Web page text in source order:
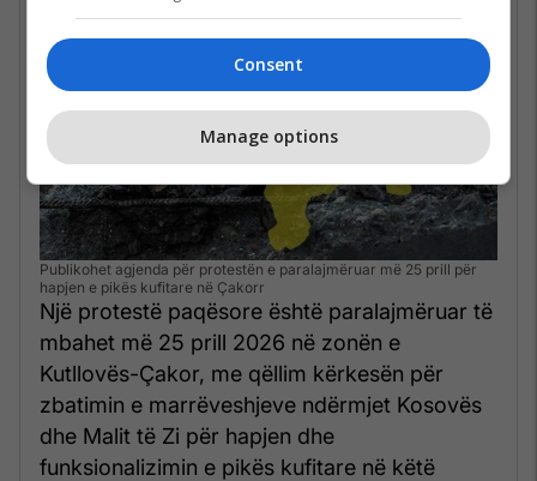
Publikohet agjenda për protestën e paralajmëruar më 25 prill për
hapjen e pikës kufitare në Çakorr
Një protestë paqësore është paralajmëruar të
mbahet më 25 prill 2026 në zonën e
Kutllovës-Çakor, me qëllim kërkesën për
zbatimin e marrëveshjeve ndërmjet Kosovës
dhe Malit të Zi për hapjen dhe
funksionalizimin e pikës kufitare në këtë
Consent
Manage options